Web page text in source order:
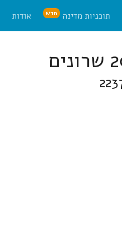
תוכניות מדינה חדש אודות